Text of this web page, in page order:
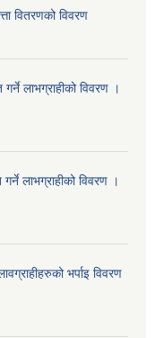
वितरणको विवरण
लाभग्राहीको विवरण ।
लाभग्राहीको विवरण ।
भर्पाइ विवरण